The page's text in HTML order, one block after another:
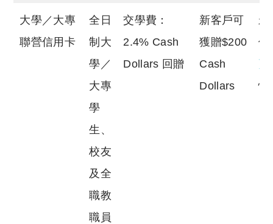
大學／大專
聯營信用卡
全日
制大
學／
大專
學
生、
校友
及全
職教
職員
交學費：
2.4% Cash
Dollars 回贈
新客戶可
獲贈$200
Cash
Dollars
永
優
更
情